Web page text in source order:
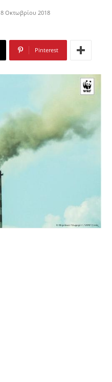
8 Οκτωβρίου 2018
Pinterest